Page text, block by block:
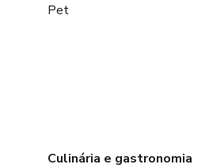
Pet
Culinária e gastronomia